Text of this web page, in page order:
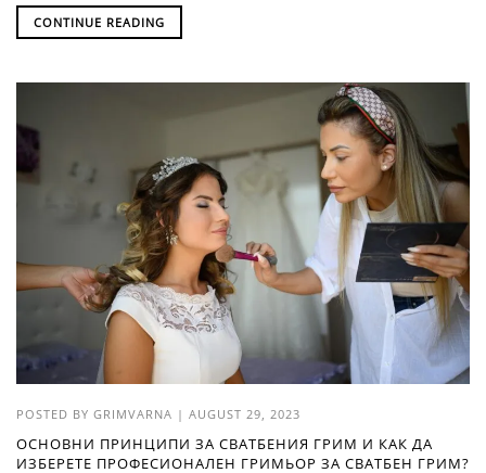
CONTINUE READING
POSTED BY GRIMVARNA | AUGUST 29, 2023
ОСНОВНИ ПРИНЦИПИ ЗА СВАТБЕНИЯ ГРИМ И КАК ДА
ИЗБЕРЕТЕ ПРОФЕСИОНАЛЕН ГРИМЬОР ЗА СВАТБЕН ГРИМ?